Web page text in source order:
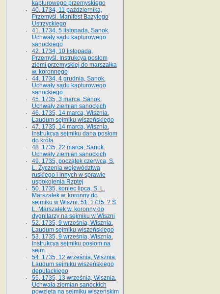
kapturowego przemyskiego
40. 1734, 11 października,
Przemyśl. Manifest Bazylego
Ustrzyckiego
41. 1734, 5 listopada, Sanok.
Uchwały sądu kapturowego
sanockiego
42. 1734, 10 listopada,
Przemyśl. Instrukcya posłom
ziemi przemyskiej do marszałka
w. koronnego
44. 1734, 4 grudnia, Sanok.
Uchwały sądu kapturowego
sanockiego
45. 1735, 3 marca, Sanok.
Uchwały ziemian sanockich
46. 1735, 14 marca, Wisznia.
Laudum sejmiku wiszeńskiego
47. 1735, 14 marca, Wisznia.
Instrukcya sejmiku dana posłom
do króla
48. 1735, 22 marca, Sanok.
Uchwały ziemian sanockich
49. 1735, początek czerwca, S.
L. Życzenia województwa
ruskiego i innych w sprawie
uspokojenia Rzptej
50. 1735, koniec lipca, S. L.
Marszałek w. koronny do
sejmiku w Wiszni. 51. 1735, ? S.
L. Marszałek w. koronny do
dygnitarzy na sejmiku w Wiszni
52. 1735, 9 września, Wisznia.
Laudum sejmiku wiszeńskiego
53. 1735, 9 września, Wisznia.
Instrukcya sejmiku posłom na
sejm
54. 1735, 12 września, Wisznia.
Laudum sejmiku wiszeńskiego
deputackiego
55. 1735, 13 września, Wisznia.
Uchwała ziemian sanockich
powzięta na sejmiku wiszeńskim